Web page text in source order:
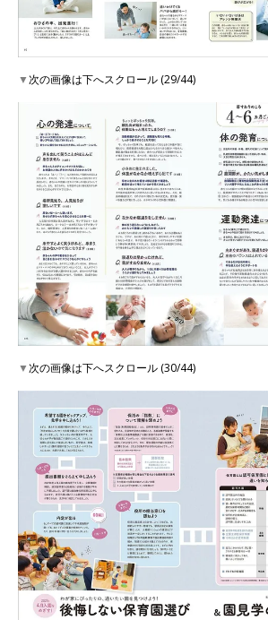
▼次の画像は下へスクロール (29/44)
▼次の画像は下へスクロール (30/44)